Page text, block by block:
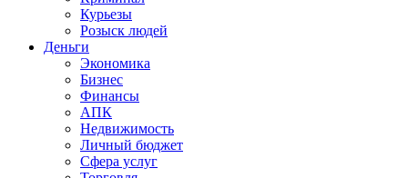
Курьезы
Розыск людей
Деньги
Экономика
Бизнес
Финансы
АПК
Недвижимость
Личный бюджет
Сфера услуг